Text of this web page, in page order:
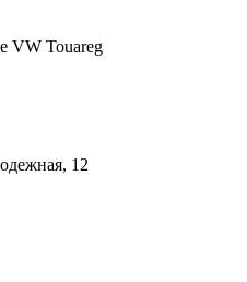
12